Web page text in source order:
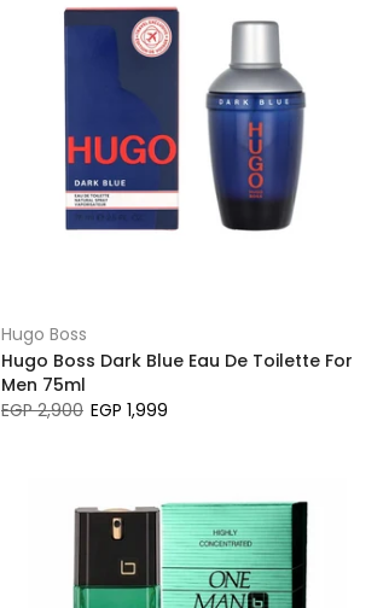
Hugo Boss
Hugo Boss Dark Blue Eau De Toilette For
Men 75ml
EGP 2,900 EGP 1,999